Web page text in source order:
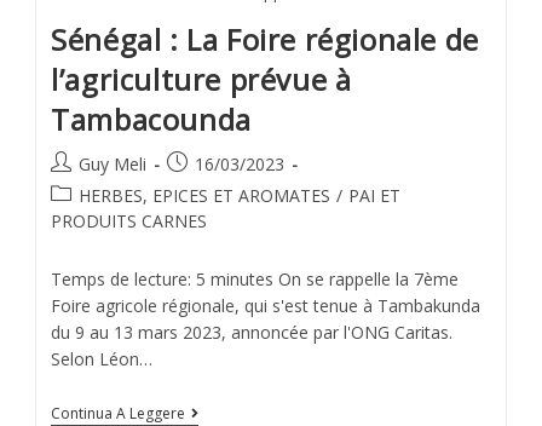
Sénégal : La Foire régionale de
l’agriculture prévue à
Tambacounda
Guy Meli
16/03/2023
HERBES, EPICES ET AROMATES / PAI ET
PRODUITS CARNES
Temps de lecture: 5 minutes On se rappelle la 7ème
Foire agricole régionale, qui s'est tenue à Tambakunda
du 9 au 13 mars 2023, annoncée par l'ONG Caritas.
Selon Léon…
Continua A Leggere